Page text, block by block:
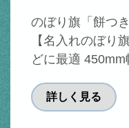
のぼり旗「餅つ
【名入れのぼり
どに最適
詳しく見る